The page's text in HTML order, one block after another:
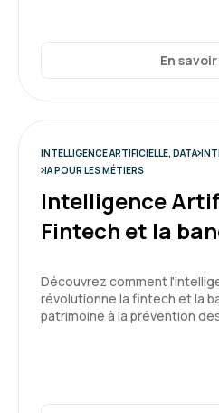
Formation : IA générative,
Guillaume B.
Formation riche. Au delà
pratique, elle m'a donné
générative, ces
Formation : IA générative,
En
INTELLIGENCE ARTIFICIELLE, DATA
IA POUR LES MÉTIERS
Intelligence
Fintech et la
Découvrez comment
révolutionne la fintech et la
patrimoine à la prévention